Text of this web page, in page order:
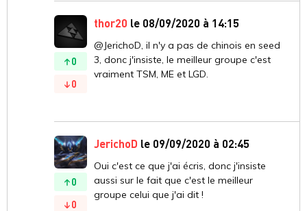
0
0
thor20 le 08/09/2020 à 14:15
@JerichoD, il n'y a pas de chinois en seed
3, donc j'insiste, le meilleur groupe c'est
vraiment TSM, ME et LGD.
0
0
JerichoD le 09/09/2020 à 02:45
Oui c'est ce que j'ai écris, donc j'insiste
aussi sur le fait que c'est le meilleur
groupe celui que j'ai dit !